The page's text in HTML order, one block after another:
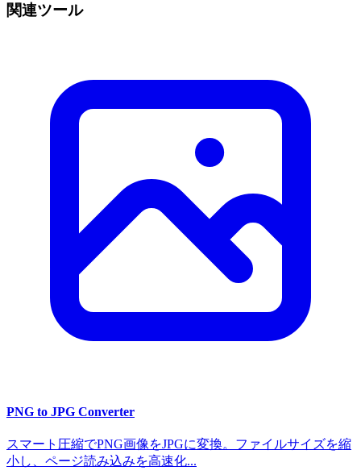
関連ツール
PNG to JPG Converter
スマート圧縮でPNG画像をJPGに変換。ファイルサイズを縮
小し、ページ読み込みを高速化...